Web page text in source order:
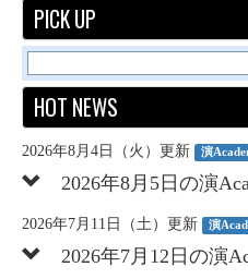
PICK UP
HOT NEWS
2026年8月4日（火）更新 演
2026年8月5日の演
2026年7月11日（土）更新 演
2026年7月12日の演